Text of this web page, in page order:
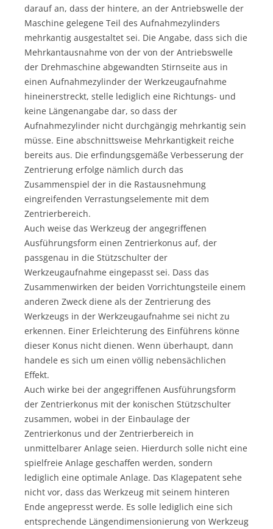
darauf an, dass der hintere, an der Antriebswelle der
Maschine gelegene Teil des Aufnahmezylinders
mehrkantig ausgestaltet sei. Die Angabe, dass sich die
Mehrkantausnahme von der von der Antriebswelle
der Drehmaschine abgewandten Stirnseite aus in
einen Aufnahmezylinder der Werkzeugaufnahme
hineinerstreckt, stelle lediglich eine Richtungs- und
keine Längenangabe dar, so dass der
Aufnahmezylinder nicht durchgängig mehrkantig sein
müsse. Eine abschnittsweise Mehrkantigkeit reiche
bereits aus. Die erfindungsgemäße Verbesserung der
Zentrierung erfolge nämlich durch das
Zusammenspiel der in die Rastausnehmung
eingreifenden Verrastungselemente mit dem
Zentrierbereich.
Auch weise das Werkzeug der angegriffenen
Ausführungsform einen Zentrierkonus auf, der
passgenau in die Stützschulter der
Werkzeugaufnahme eingepasst sei. Dass das
Zusammenwirken der beiden Vorrichtungsteile einem
anderen Zweck diene als der Zentrierung des
Werkzeugs in der Werkzeugaufnahme sei nicht zu
erkennen. Einer Erleichterung des Einführens könne
dieser Konus nicht dienen. Wenn überhaupt, dann
handele es sich um einen völlig nebensächlichen
Effekt.
Auch wirke bei der angegriffenen Ausführungsform
der Zentrierkonus mit der konischen Stützschulter
zusammen, wobei in der Einbaulage der
Zentrierkonus und der Zentrierbereich in
unmittelbarer Anlage seien. Hierdurch solle nicht eine
spielfreie Anlage geschaffen werden, sondern
lediglich eine optimale Anlage. Das Klagepatent sehe
nicht vor, dass das Werkzeug mit seinem hinteren
Ende angepresst werde. Es solle lediglich eine sich
entsprechende Längendimensionierung von Werkzeug